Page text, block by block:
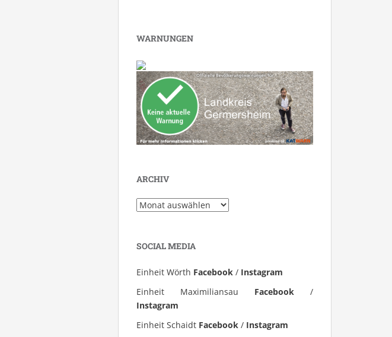
WARNUNGEN
ARCHIV
Archiv
SOCIAL MEDIA
Einheit Wörth Facebook / Instagram
Einheit Maximiliansau Facebook /
Instagram
Einheit Schaidt Facebook / Instagram